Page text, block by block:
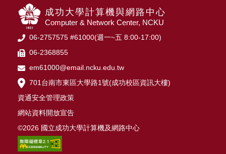
成功大學計算機與網路中心
Computer & Network Center, NCKU
06-2757575 #61000(週一~五 8:00-17:00)
06-2368855
em61000@email.ncku.edu.tw
701台南市東區大學路1號(成功校區資訊大樓)
資通安全管理政策
網站資料開放宣告
©2026 國立成功大學計算機及網路中心